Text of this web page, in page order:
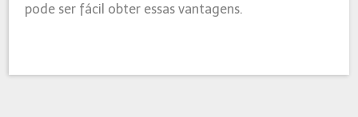
pode ser fácil obter essas vantagens.